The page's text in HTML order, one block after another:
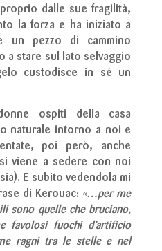
dalle sue fragilità,
la forza e ha iniziato a
un pezzo di cammino
a stare sul lato selvaggio
custodisce in sé un
ospiti della casa
naturale intorno a noi e
poi però, anche
viene a sedere con noi
E subito vedendola mi
di Kerouac: «…per me
sono quelle che bruciano,
favolosi fuochi d’artificio
ragni tra le stelle e nel